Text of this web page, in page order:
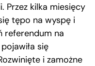
Przez kilka miesięcy
tępo na wyspę i
referendum na
się
i zamożne